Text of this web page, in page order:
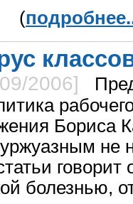
(
2006]
Бориса
не
болезнью,